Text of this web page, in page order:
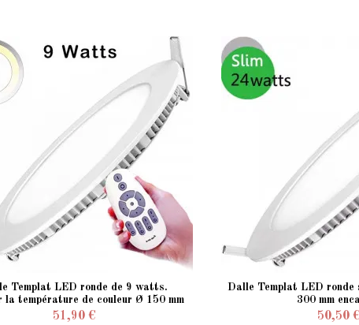
Templat LED ronde de 9 watts.
la température de couleur Ø 150 mm
encastré
51,90 €
Dalle Templat LED
300 mm
50,50 €